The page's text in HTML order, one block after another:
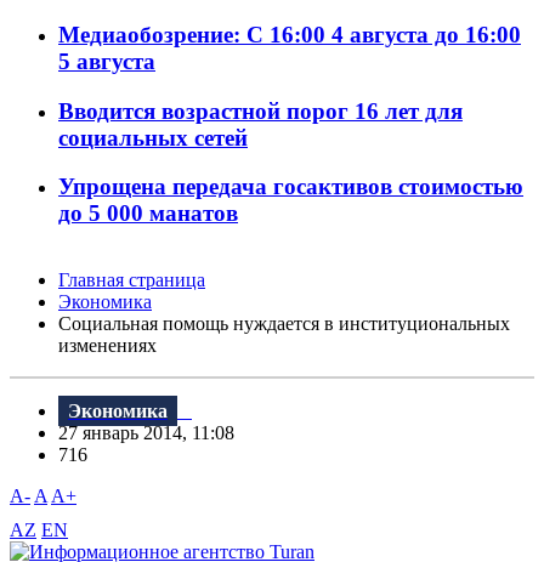
Медиаобозрение: С 16:00 4 августа до 16:00
5 августа
Вводится возрастной порог 16 лет для
социальных сетей
Упрощена передача госактивов стоимостью
до 5 000 манатов
Главная страница
Экономика
Социальная помощь нуждается в институциональных
изменениях
Экономика
27 январь 2014, 11:08
716
A- A A+
AZ EN